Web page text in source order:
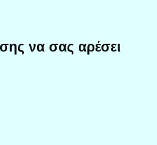
να σας αρέσει